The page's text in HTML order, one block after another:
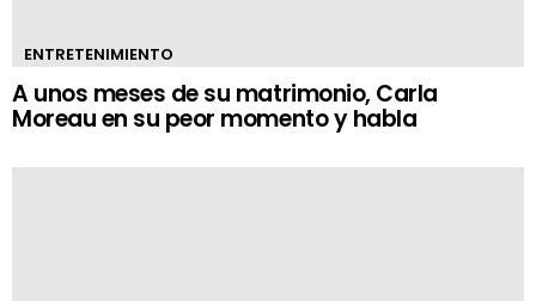
ENTRETENIMIENTO
A unos meses de su matrimonio, Carla
Moreau en su peor momento y habla